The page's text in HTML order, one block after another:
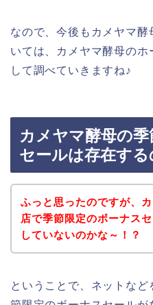
なので、今後もカメヤマ
いては、カメヤマ酵母のホ
して調べていきますね♪
カメヤマ酵母の
セールは存在する
ふっと思ったのですが、
店で季節限定のボーナス
していないのかな～！？
ということで、ネットな